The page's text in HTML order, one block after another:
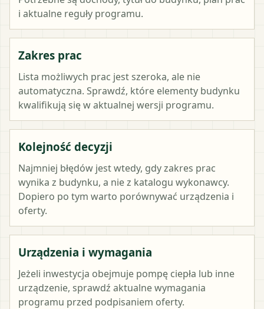
i aktualne reguły programu.
Zakres prac
Lista możliwych prac jest szeroka, ale nie
automatyczna. Sprawdź, które elementy budynku
kwalifikują się w aktualnej wersji programu.
Kolejność decyzji
Najmniej błędów jest wtedy, gdy zakres prac
wynika z budynku, a nie z katalogu wykonawcy.
Dopiero po tym warto porównywać urządzenia i
oferty.
Urządzenia i wymagania
Jeżeli inwestycja obejmuje pompę ciepła lub inne
urządzenie, sprawdź aktualne wymagania
programu przed podpisaniem oferty.